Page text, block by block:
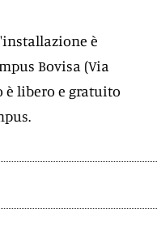
è
Bovisa (Via
è libero e gratuito